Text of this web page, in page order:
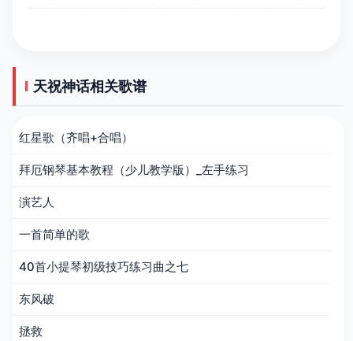
天祝神话相关歌谱
红星歌（齐唱+合唱）
拜厄钢琴基本教程（少儿教学版）_左手练习
演艺人
一首简单的歌
40首小提琴初级技巧练习曲之七
东风破
拯救